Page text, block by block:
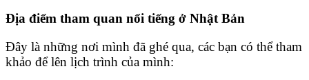
Địa điểm tham quan nổi tiếng ở Nhật Bản
Đây là những nơi mình đã ghé qua, các bạn có thể tham
khảo để lên lịch trình của mình: